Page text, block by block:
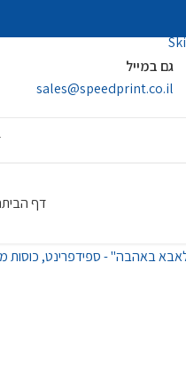
גם במייל
sales@speedprint.co.il
דף הבית